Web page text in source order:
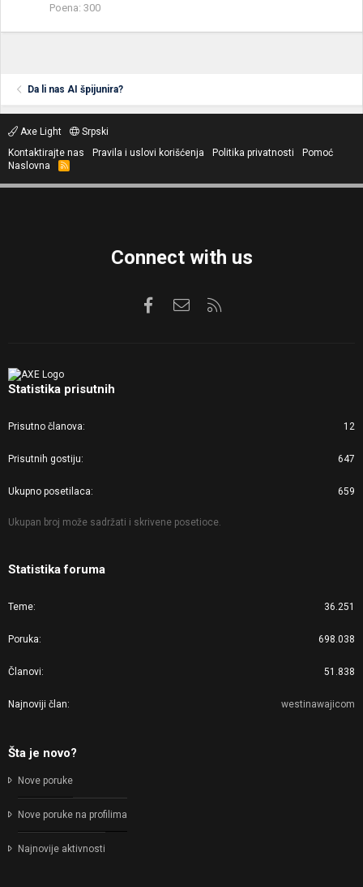
Poena 300
Da li nas AI špijunira?
Axe Light
Srpski
Kontaktirajte nas
Pravila i uslovi korišćenja Politika privatnosti
Pomoć
Naslovna
R
S
Connect with us
FacebookKontaktirajte nas
Statistika prisutnih
Prisutno članova 12
Prisutnih gostiju 647
Ukupno posetilaca 659
Ukupan broj može sadržati i skrivene posetioce.
Statistika foruma
Teme 36.251
Poruka 698.038
Članovi 51.838
Najnoviji član westinawajicom
Šta je novo?
Nove poruke
Nove poruke na profilima
Najnovije aktivnosti